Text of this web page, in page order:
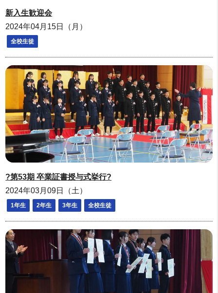
新入生歓迎会
2024年04月15日（月）
全校生徒
?第53期 卒業証書授与式挙行?
2024年03月09日（土）
1年生 2年生 3年生 全校生徒